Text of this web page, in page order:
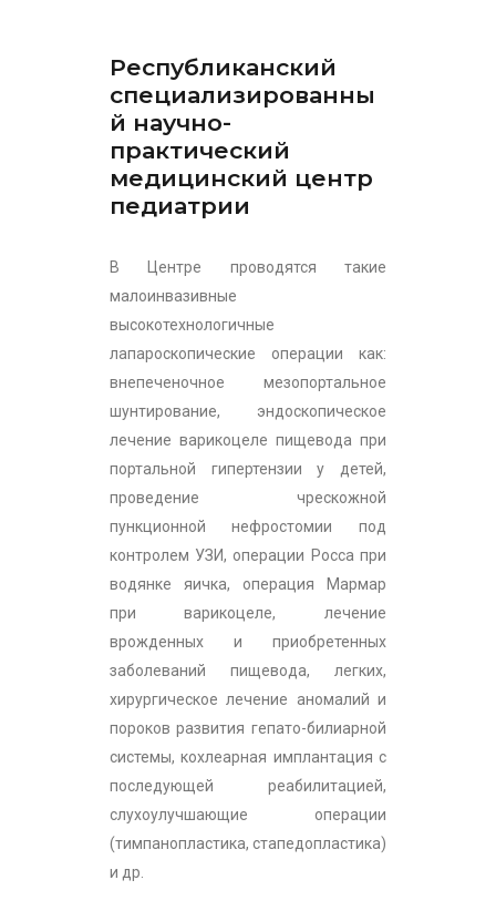
Республиканский
специализированны
й научно-
практический
медицинский центр
педиатрии
В Центре проводятся такие
малоинвазивные
высокотехнологичные
лапароскопические операции как:
внепеченочное мезопортальное
шунтирование, эндоскопическое
лечение варикоцеле пищевода при
портальной гипертензии у детей,
проведение чрескожной
пункционной нефростомии под
контролем УЗИ, операции Росса при
водянке яичка, операция Мармар
при варикоцеле, лечение
врожденных и приобретенных
заболеваний пищевода, легких,
хирургическое лечение аномалий и
пороков развития гепато-билиарной
системы, кохлеарная имплантация c
последующей реабилитацией,
слухоулучшающие операции
(тимпанопластика, стапедопластика)
и др.